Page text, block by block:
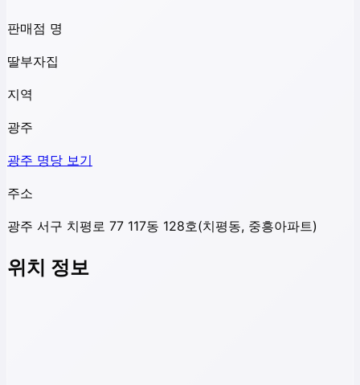
판매점 명
딸부자집
지역
광주
광주 명당 보기
주소
광주 서구 치평로 77 117동 128호(치평동, 중흥아파트)
위치 정보